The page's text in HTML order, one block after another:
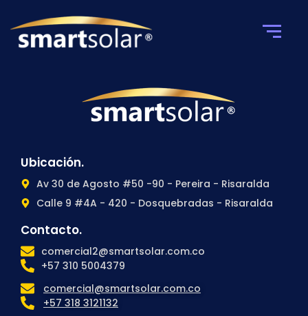
Ubicación.
Av 30 de Agosto #50 -90 - Pereira - Risaralda
Calle 9 #4A - 420 - Dosquebradas - Risaralda
Contacto.
comercial2@smartsolar.com.co
+57 310 5004379
comercial@smartsolar.com.co
+57 318 3121132